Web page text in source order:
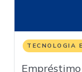
TECNOLOGIA